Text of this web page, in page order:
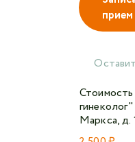
прием
Маркса, д.
или войти через